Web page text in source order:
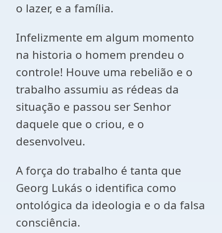
o lazer, e a família.
Infelizmente em algum momento
na historia o homem prendeu o
controle! Houve uma rebelião e o
trabalho assumiu as rédeas da
situação e passou ser Senhor
daquele que o criou, e o
desenvolveu.
A força do trabalho é tanta que
Georg Lukás o identifica como
ontológica da ideologia e o da falsa
consciência.